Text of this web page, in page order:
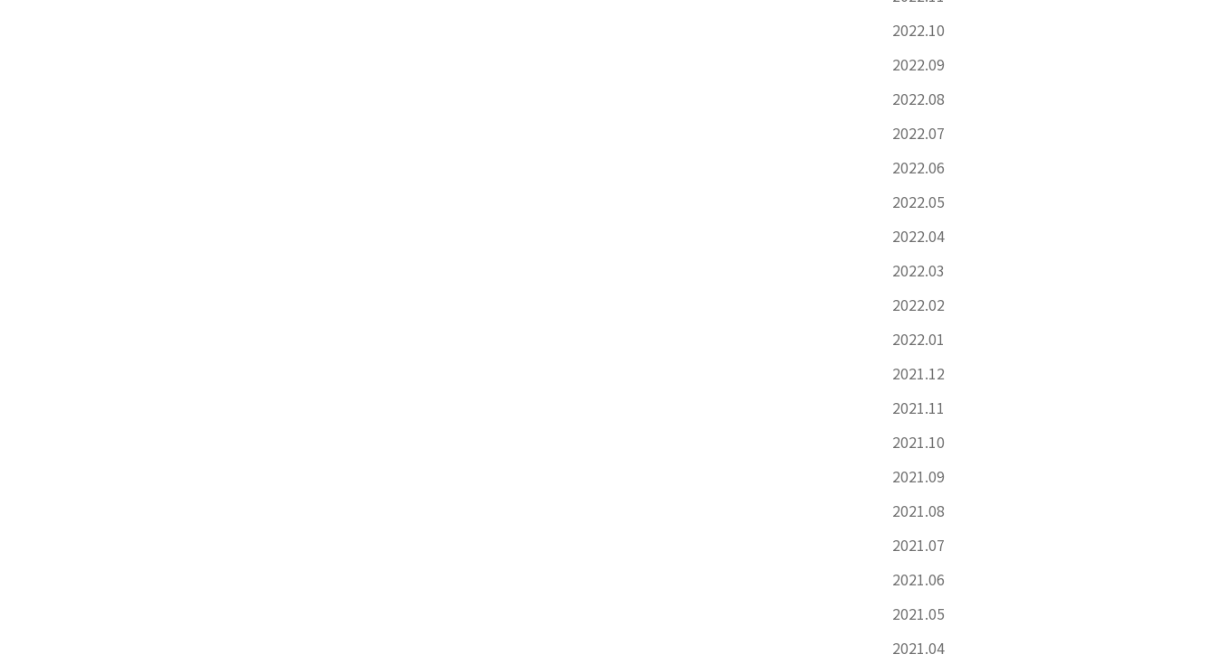
2022.10
2022.09
2022.08
2022.07
2022.06
2022.05
2022.04
2022.03
2022.02
2022.01
2021.12
2021.11
2021.10
2021.09
2021.08
2021.07
2021.06
2021.05
2021.04